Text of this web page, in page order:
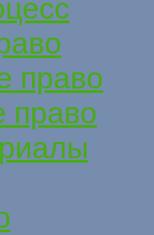
право
право